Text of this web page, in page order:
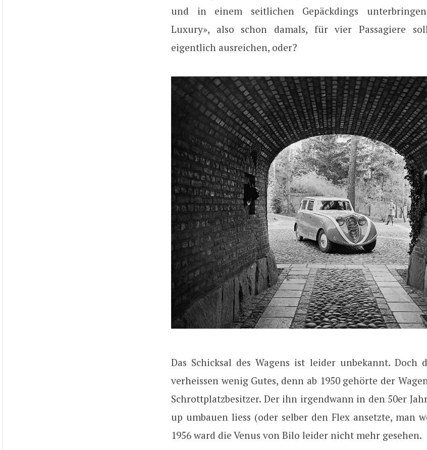
und in einem seitlichen Gepäckdings
Luxury», also schon damals, für vier Passagiere
eigentlich ausreichen, oder?
Das Schicksal des Wagens ist leider unbekannt. Doch
verheissen wenig Gutes, denn ab 1950 gehörte der
Schrottplatzbesitzer. Der ihn irgendwann in den 50er
up umbauen liess (oder selber den Flex ansetzte, man
1956 ward die Venus von Bilo leider nicht mehr gesehen.